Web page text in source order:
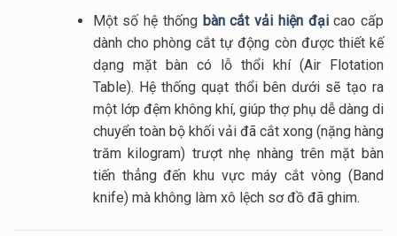
Một số hệ thống bàn cắt vải hiện đạicao cấp
dành cho phòng cắt tự động còn được thiết kế
dạng mặt bàn có lỗ thổi khí (Air Flotation
Table). Hệ thống quạt thổi bên dưới sẽ tạo ra
một lớp đệm không khí, giúp thợ phụ dễ dàng di
chuyển toàn bộ khối vải đã cắt xong (nặng hàng
trăm kilogram) trượt nhẹ nhàng trên mặt bàn
tiến thẳng đến khu vực máy cắt vòng (Band
knife) mà không làm xô lệch sơ đồ đã ghim.